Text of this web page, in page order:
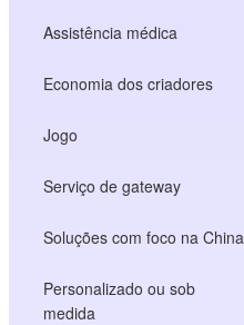
Assistência médica
Economia dos criadores
Jogo
Serviço de gateway
Soluções com foco na China
Personalizado ou sob
medida